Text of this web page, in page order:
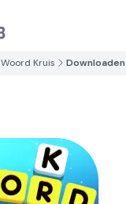
Woord Kruis Downloaden